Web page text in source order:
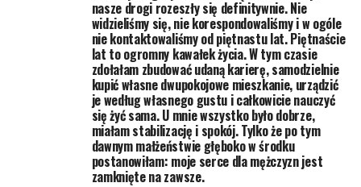
nasze drogi rozeszły się definitywnie. Nie
widzieliśmy się, nie korespondowaliśmy i w ogóle
nie kontaktowaliśmy od piętnastu lat. Piętnaście
lat to ogromny kawałek życia. W tym czasie
zdołałam zbudować udaną karierę, samodzielnie
kupić własne dwupokojowe mieszkanie, urządzić
je według własnego gustu i całkowicie nauczyć
się żyć sama. U mnie wszystko było dobrze,
miałam stabilizację i spokój. Tylko że po tym
dawnym małżeństwie głęboko w środku
postanowiłam: moje serce dla mężczyzn jest
zamknięte na zawsze.